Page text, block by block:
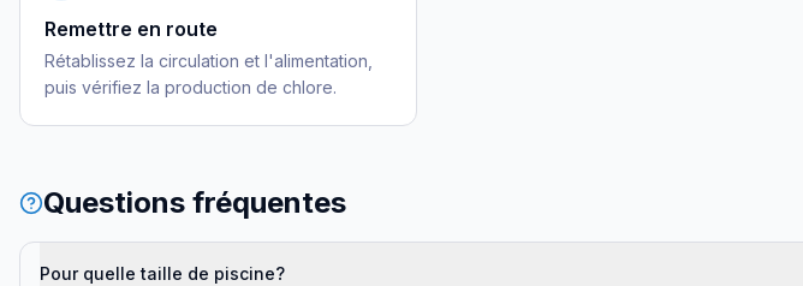
Remettre en route
Rétablissez la circulation et l'alimentation,
puis vérifiez la production de chlore.
Questions fréquentes
Pour quelle taille de piscine?